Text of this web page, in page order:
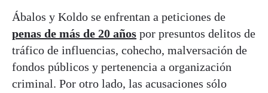
Ábalos y Koldo se enfrentan a peticiones de
penas de más de 20 años por presuntos delitos de
tráfico de influencias, cohecho, malversación de
fondos públicos y pertenencia a organización
criminal. Por otro lado, las acusaciones sólo